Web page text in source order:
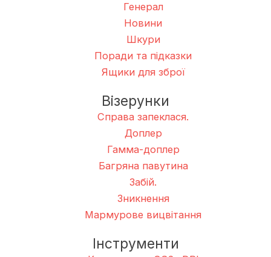
Генерал
Новини
Шкури
Поради та підказки
Ящики для зброї
Візерунки
Справа запеклася.
Доплер
Гамма-доплер
Багряна павутина
Забій.
Зникнення
Мармурове вицвітання
Інструменти